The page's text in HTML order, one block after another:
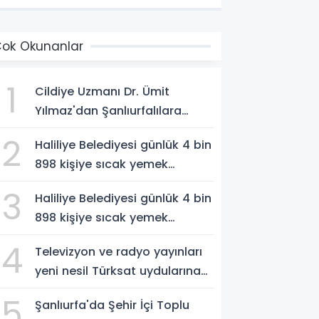
Okunanlar
1
Cildiye Uzmanı Dr. Ümit
Yılmaz'dan Şanlıurfalılara
Kış Koruyun"
2
Haliliye Belediyesi günlük 4 bin
898 kişiye sıcak yemek
3
Haliliye Belediyesi günlük 4 bin
898 kişiye sıcak yemek
4
Televizyon ve radyo yayınları
yeni nesil Türksat uydularına
Şanlıurfa'da Şehir İçi Toplu